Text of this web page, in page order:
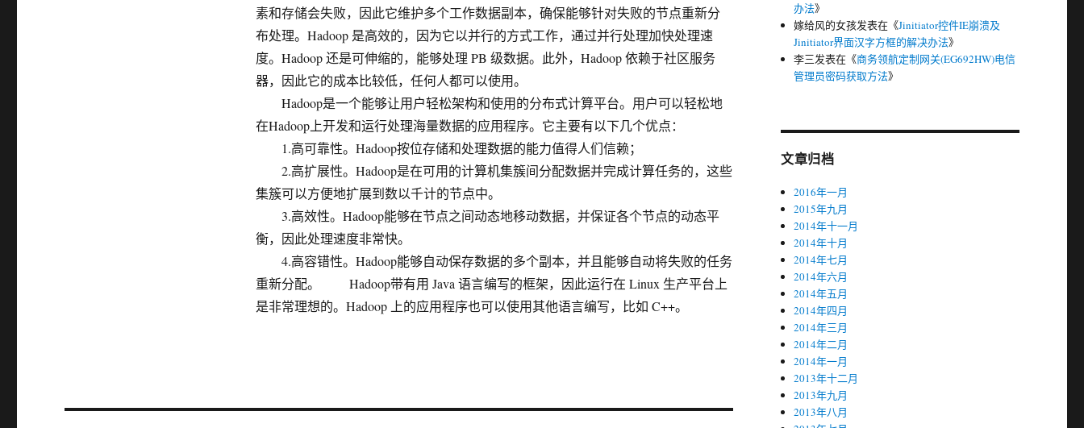
素和存储会失败，因此它维护多个工作数据副本，确保能够针对失败的节点重新分
布处理。Hadoop 是高效的，因为它以并行的方式工作，通过并行处理加快处理速
度。Hadoop 还是可伸缩的，能够处理 PB 级数据。此外，Hadoop 依赖于社区服务
器，因此它的成本比较低，任何人都可以使用。
Hadoop是一个能够让用户轻松架构和使用的分布式计算平台。用户可以轻松地
在Hadoop上开发和运行处理海量数据的应用程序。它主要有以下几个优点：
1.高可靠性。Hadoop按位存储和处理数据的能力值得人们信赖；
2.高扩展性。Hadoop是在可用的计算机集簇间分配数据并完成计算任务的，这些
集簇可以方便地扩展到数以千计的节点中。
3.高效性。Hadoop能够在节点之间动态地移动数据，并保证各个节点的动态平
衡，因此处理速度非常快。
4.高容错性。Hadoop能够自动保存数据的多个副本，并且能够自动将失败的任务
重新分配。 Hadoop带有用 Java 语言编写的框架，因此运行在 Linux 生产平台上
是非常理想的。Hadoop 上的应用程序也可以使用其他语言编写，比如 C++。
办法》
嫁给风的女孩发表在《Jinitiator控件IE崩溃及
Jinitiator界面汉字方框的解决办法》
李三发表在《商务领航定制网关(EG692HW)电信
管理员密码获取方法》
文章归档
2016年一月
2015年九月
2014年十一月
2014年十月
2014年七月
2014年六月
2014年五月
2014年四月
2014年三月
2014年二月
2014年一月
2013年十二月
2013年九月
2013年八月